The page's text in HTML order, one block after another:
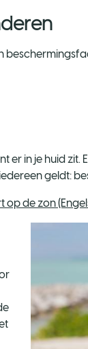
in je huid zit.
geldt:
de zon